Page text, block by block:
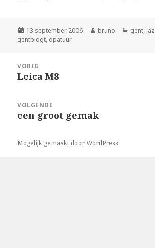
Geplaatst
op
13 september 2006 Auteur
bruno gent,
gentblogt, opatuur
navigatie
VORIG
Vorig
Leica M8
VOLGENDE
Volgend
een groot gemak
Mogelijk gemaakt door WordPress